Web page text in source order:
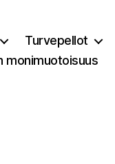
Turvepellot
monimuotoisuus